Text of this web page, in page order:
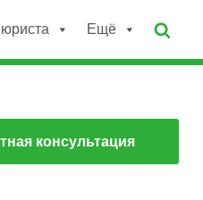
Ещё
консультация